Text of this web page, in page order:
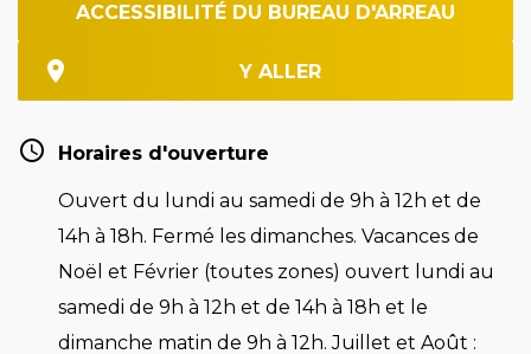
ACCESSIBILITÉ DU BUREAU D'ARREAU
Y ALLER
Horaires d'ouverture
Ouvert du lundi au samedi de 9h à 12h et de
14h à 18h. Fermé les dimanches. Vacances de
Noël et Février (toutes zones) ouvert lundi au
samedi de 9h à 12h et de 14h à 18h et le
dimanche matin de 9h à 12h. Juillet et Août :